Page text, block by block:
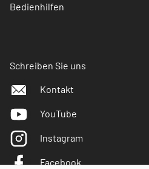
Bedienhilfen
Schreiben Sie uns
Kontakt
YouTube
Instagram
Facebook